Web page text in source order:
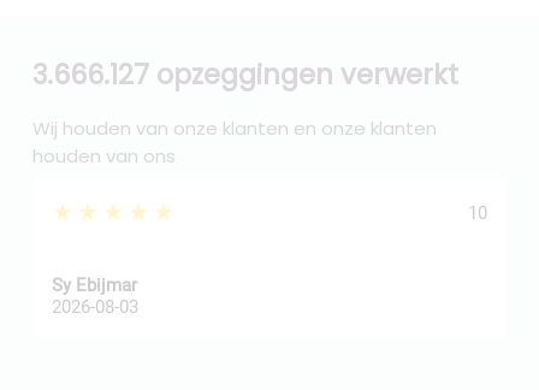
3.666.127 opzeggingen verwerkt
Wij houden van onze klanten en onze klanten
houden van ons
★★★★★ 10
Sy Ebijmar
2026-08-03